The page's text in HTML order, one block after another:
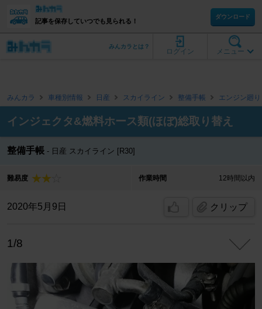
記事を保存していつでも見られる！
ダウンロード
メニュー
ログイン
みんカラとは？
みんカラ 車種別情報 日産 スカイライン 整備手帳 エンジン廻り
インジェクタ&燃料ホース類(ほぼ)総取り替え
整備手帳 日産 スカイライン [R30]
難易度 作業時間 12時間以内
2020年5月9日 クリップ
1/8